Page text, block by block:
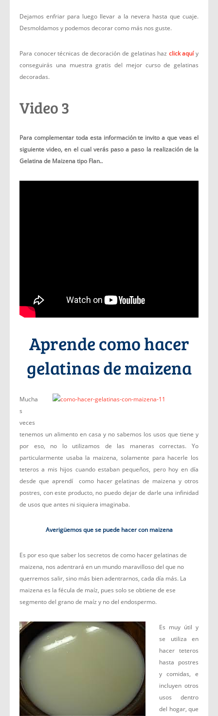
Dejamos enfriar para luego llevar a la nevera hasta que cuaje.
Desmoldamos y podemos decorar como más nos guste.
Para conocer técnicas de decoración de gelatinas haz click aquí y
conseguirás una muestra gratis del mejor curso de gelatinas
decoradas.
Video 3
Para complementar toda esta información te invito a que veas el
siguiente video, en el cual verás paso a paso la realización de la
Gelatina de Maizena tipo Flan..
Aprende como hacer
gelatinas de maizena
Mucha
s
veces
tenemos un alimento en casa y no sabemos los usos que tiene y
por eso, no lo utilizamos de las maneras correctas. Yo
particularmente usaba la maizena, solamente para hacerle los
teteros a mis hijos cuando estaban pequeños, pero hoy en día
desde que aprendí como hacer gelatinas de maizena y otros
postres, con este producto, no puedo dejar de darle una infinidad
de usos que antes ni siquiera imaginaba.
Averigüemos que se puede hacer con maizena
Es por eso que saber los secretos de como hacer gelatinas de
maizena, nos adentrará en un mundo maravilloso del que no
querremos salir, sino más bien adentrarnos, cada día más. La
maizena es la fécula de maíz, pues solo se obtiene de ese
segmento del grano de maíz y no del endospermo.
Es muy útil y
se utiliza en
hacer teteros
hasta postres
y comidas, e
incluyen otros
usos dentro
del hogar, que